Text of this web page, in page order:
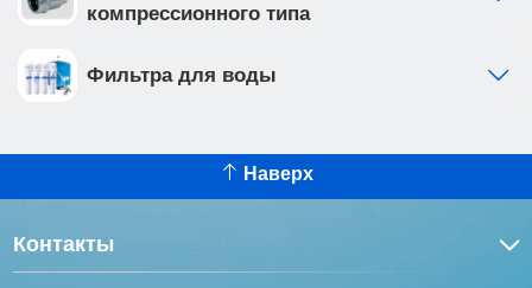
компрессионного типа
Фильтра для воды
Наверх
Контакты